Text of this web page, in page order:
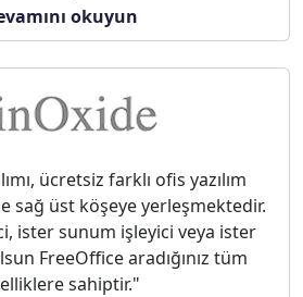
okuyun
ücretsiz farklı ofis yazılım
sağ üst köşeye yerleşmektedir.
ister sunum işleyici veya ister
FreeOffice aradığınız tüm
sahiptir."